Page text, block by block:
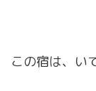
この宿は、い